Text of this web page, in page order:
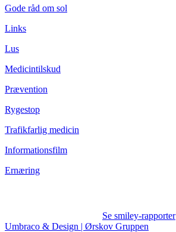
Gode råd om sol
Links
Lus
Medicintilskud
Prævention
Rygestop
Trafikfarlig medicin
Informationsfilm
Ernæring
Se smiley-rapporter
Umbraco & Design | Ørskov Gruppen